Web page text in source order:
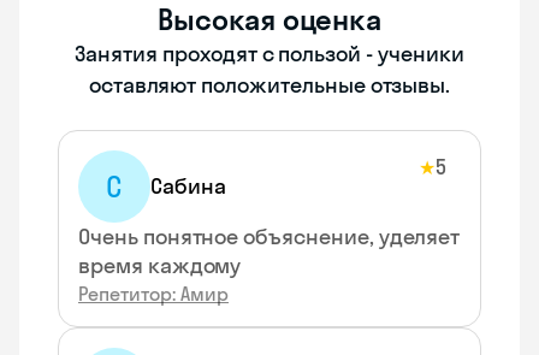
Высокая оценка
Занятия проходят с пользой - ученики
оставляют положительные отзывы.
С Сабина
★5
Очень понятное объяснение, уделяет
время каждому
Репетитор: Амир